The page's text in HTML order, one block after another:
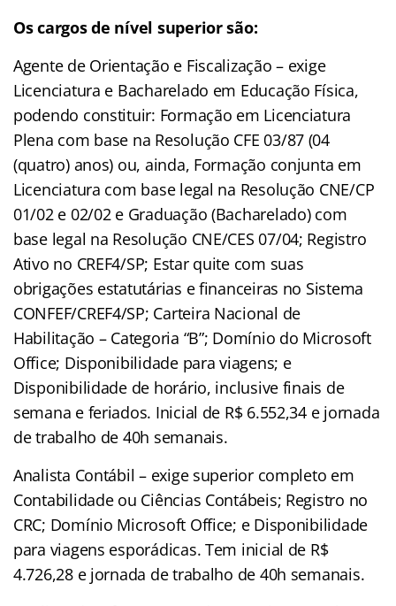
Os cargos de nível superior são:
Agente de Orientação e Fiscalização – exige
Licenciatura e Bacharelado em Educação Física,
podendo constituir: Formação em Licenciatura
Plena com base na Resolução CFE 03/87 (04
(quatro) anos) ou, ainda, Formação conjunta em
Licenciatura com base legal na Resolução CNE/CP
01/02 e 02/02 e Graduação (Bacharelado) com
base legal na Resolução CNE/CES 07/04; Registro
Ativo no CREF4/SP; Estar quite com suas
obrigações estatutárias e financeiras no Sistema
CONFEF/CREF4/SP; Carteira Nacional de
Habilitação – Categoria “B”; Domínio do Microsoft
Office; Disponibilidade para viagens; e
Disponibilidade de horário, inclusive finais de
semana e feriados. Inicial de R$ 6.552,34 e jornada
de trabalho de 40h semanais.
Analista Contábil – exige superior completo em
Contabilidade ou Ciências Contábeis; Registro no
CRC; Domínio Microsoft Office; e Disponibilidade
para viagens esporádicas. Tem inicial de R$
4.726,28 e jornada de trabalho de 40h semanais.